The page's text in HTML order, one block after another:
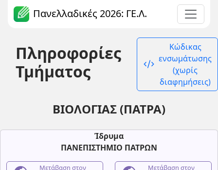
Πανελλαδικές 2026: ΓΕ.Λ.
Πληροφορίες
Τμήματος
code_xml
Κώδικας
ενσωμάτωσης
(χωρίς
διαφημήσεις)
ΒΙΟΛΟΓΙΑΣ (ΠΑΤΡΑ)
Ίδρυμα
ΠΑΝΕΠΙΣΤΗΜΙΟ ΠΑΤΡΩΝ
Μετάβαση στον Μετάβαση στον